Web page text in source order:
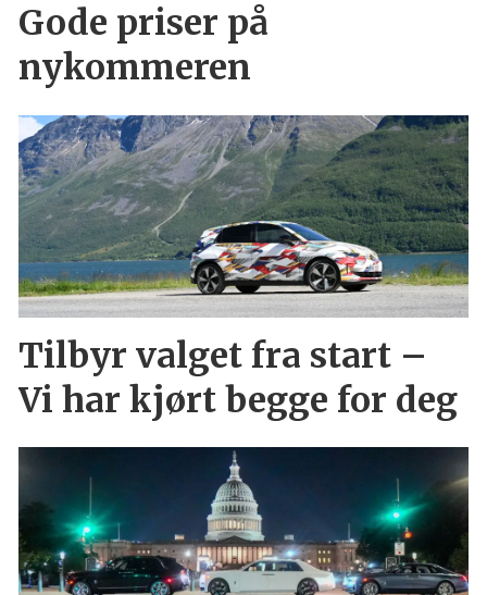
Gode priser på
nykommeren
Tilbyr valget fra start –
Vi har kjørt begge for deg